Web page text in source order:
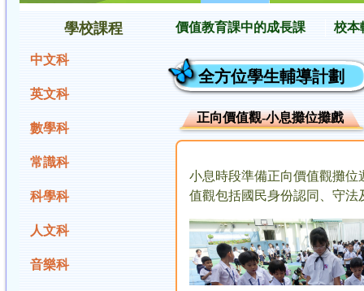
學校課程
中文科
英文科
數學科
常識科
科學科
人文科
音樂科
價值教育課中的成長課 校本
全方位學生輔導計劃
正向價值觀-小息攤位攤戲
小息時段準備正向價值觀攤
值觀包括國民身份認同、守法